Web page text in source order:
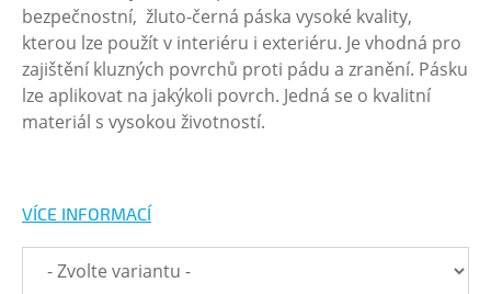
bezpečnostní, žluto-černá páska vysoké kvality,
kterou lze použít v interiéru i exteriéru. Je vhodná pro
zajištění kluzných povrchů proti pádu a zranění. Pásku
lze aplikovat na jakýkoli povrch. Jedná se o kvalitní
materiál s vysokou životností.
VÍCE INFORMACÍ